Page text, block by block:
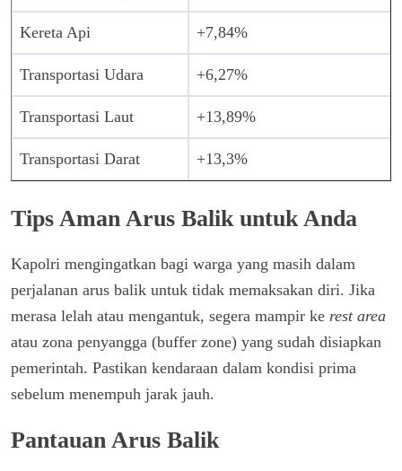
Kereta Api +7,84%
Transportasi Udara +6,27%
Transportasi Laut +13,89%
Transportasi Darat +13,3%
Tips Aman Arus Balik untuk Anda
Kapolri mengingatkan bagi warga yang masih dalam
perjalanan arus balik untuk tidak memaksakan diri. Jika
merasa lelah atau mengantuk, segera mampir ke rest area
atau zona penyangga (buffer zone) yang sudah disiapkan
pemerintah. Pastikan kendaraan dalam kondisi prima
sebelum menempuh jarak jauh.
Pantauan Arus Balik